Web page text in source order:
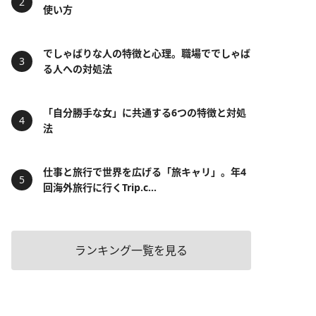
使い方
でしゃばりな人の特徴と心理。職場ででしゃば
る人への対処法
「自分勝手な女」に共通する6つの特徴と対処
法
仕事と旅行で世界を広げる「旅キャリ」。年4
回海外旅行に行くTrip.c...
ランキング一覧を見る